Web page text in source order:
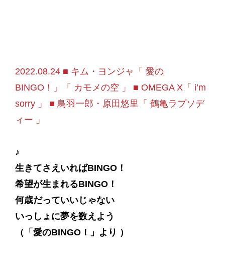
2022.08.24 ■ キム・ヨンジャ「 愛の
BINGO！」「 カモメの空 」 ■ OMEGA X「 i’m
sorry 」 ■ 鳥羽一郎・原田悠里「 鶴亀ラプソデ
ィー 」
♪
生きてさえいればBINGO！
希望が生まれるBINGO！
何歳だっていいじゃない
いっしょに夢を数えよう
（「愛のBINGO！」より ）